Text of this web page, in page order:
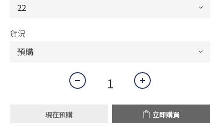
貨況
現在預購 立即購買